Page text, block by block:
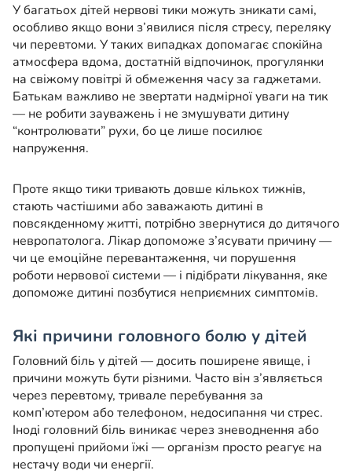
У багатьох дітей нервові тики можуть зникати самі,
особливо якщо вони з’явилися після стресу, переляку
чи перевтоми. У таких випадках допомагає спокійна
атмосфера вдома, достатній відпочинок, прогулянки
на свіжому повітрі й обмеження часу за гаджетами.
Батькам важливо не звертати надмірної уваги на тик
— не робити зауважень і не змушувати дитину
“контролювати” рухи, бо це лише посилює
напруження.
Проте якщо тики тривають довше кількох тижнів,
стають частішими або заважають дитині в
повсякденному житті, потрібно звернутися до дитячого
невропатолога. Лікар допоможе з’ясувати причину —
чи це емоційне перевантаження, чи порушення
роботи нервової системи — і підібрати лікування, яке
допоможе дитині позбутися неприємних симптомів.
Які причини головного болю у дітей
Головний біль у дітей — досить поширене явище, і
причини можуть бути різними. Часто він з’являється
через перевтому, тривале перебування за
комп’ютером або телефоном, недосипання чи стрес.
Іноді головний біль виникає через зневоднення або
пропущені прийоми їжі — організм просто реагує на
нестачу води чи енергії.